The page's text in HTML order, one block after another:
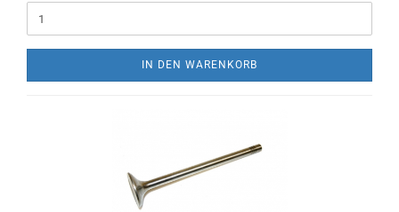
IN DEN WARENKORB